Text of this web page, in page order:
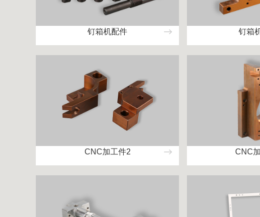
钉箱机配件 钉箱
CNC加工件2 CNC